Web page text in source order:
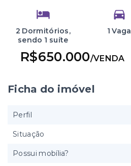
2 Dormitórios,
sendo 1 suíte
1 Vaga
R$650.000/VENDA
Ficha do imóvel
Perfil
Situação
Possui mobília?